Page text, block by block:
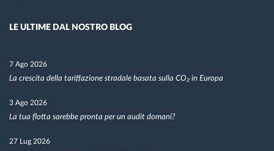
LE ULTIME DAL NOSTRO BLOG
7 Ago 2026
La crescita della tariffazione stradale basata sulla CO₂ in Europa
3 Ago 2026
La tua flotta sarebbe pronta per un audit domani?
27 Lug 2026